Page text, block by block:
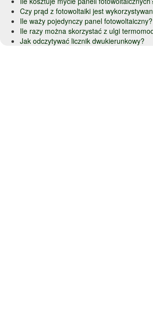
Czy prąd z fotowoltaiki jest
Ile waży pojedynczy panel fotowoltaiczny?
Ile razy można skorzystać z ulgi
Jak odczytywać licznik dwukierunkowy?